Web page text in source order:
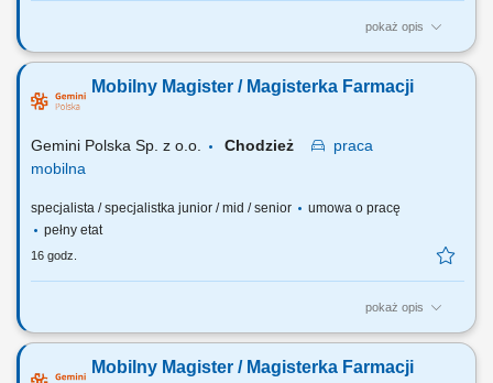
pokaż opis
Czego możesz się spodziewać? dynamiki pracy – z jednej strony
to Ty jesteś ekspertem – wierzymy w Twoją fachową wiedzę, dlatego
każdemu Pacjentowi możesz poświęcić tyle czasu, ile potrzebujesz i to
Mobilny Magister / Magisterka Farmacji
Gemini Polska Sp. z o.o. Chodzież
praca
mobilna
specjalista / specjalistka junior / mid / senior
umowa o pracę
pełny etat
16 godz.
pokaż opis
Czego możesz się spodziewać? dynamiki pracy – z jednej strony
to Ty jesteś ekspertem – wierzymy w Twoją fachową wiedzę, dlatego
Mobilny Magister / Magisterka Farmacji